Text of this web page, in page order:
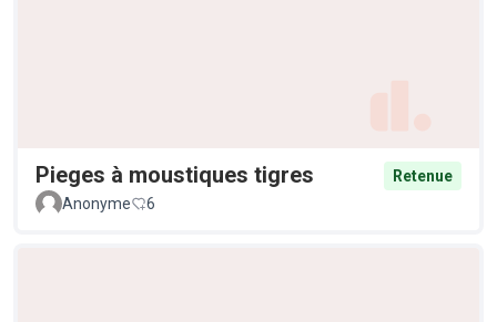
Pieges à moustiques tigres
Retenue
Anonyme
6